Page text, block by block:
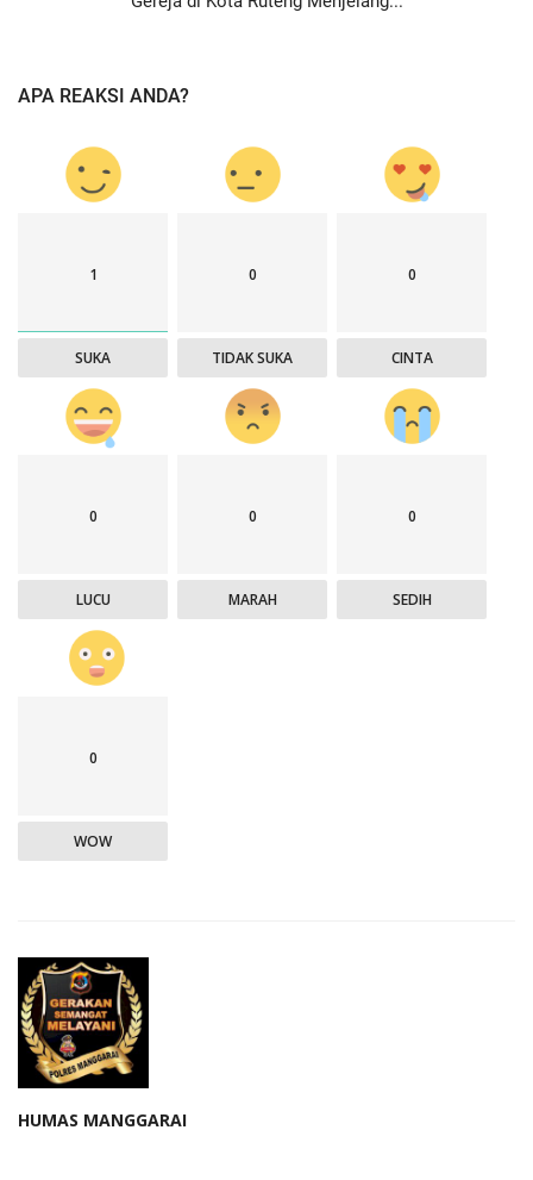
APA REAKSI ANDA?
1
SUKA
0
TIDAK SUKA
0
CINTA
0
LUCU
0
MARAH
0
SEDIH
0
WOW
HUMAS MANGGARAI